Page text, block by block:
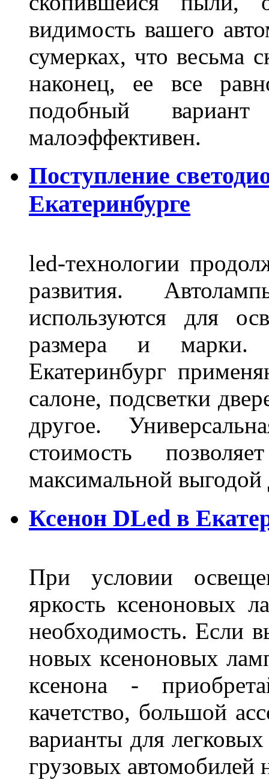
видимость вашего
сумерках, что весьма
наконец, ее все
подобный
малоэффективен.
Поступление
Екатеринбурге
led-технологии
развития.
используются для
размера и марки.
Екатеринбург
салоне, подсветки
другое.
стоимость
максимальной
Ксенон DLed в
При условии
яркость ксеноновых
необходимость. Если
новых ксеноновых
ксенона -
качетство, большой
варианты для
грузовых автомобилей